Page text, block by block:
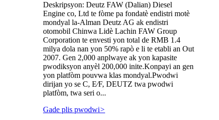
Deskripsyon: Deutz FAW (Dalian) Diesel
Engine co, Ltd te fòme pa fondatè endistri motè
mondyal la-Alman Deutz AG ak endistri
otomobil Chinwa Lidè Lachin FAW Group
Corporation te envesti yon total de RMB 1.4
milya dola nan yon 50% rapò e li te etabli an Out
2007. Gen 2,000 anplwaye ak yon kapasite
pwodiksyon anyèl 200,000 inite.Konpayi an gen
yon platfòm pouvwa klas mondyal.Pwodwi
dirijan yo se C, E∕F, DEUTZ twa pwodwi
platfòm, twa seri o...
Gade plis pwodwi>